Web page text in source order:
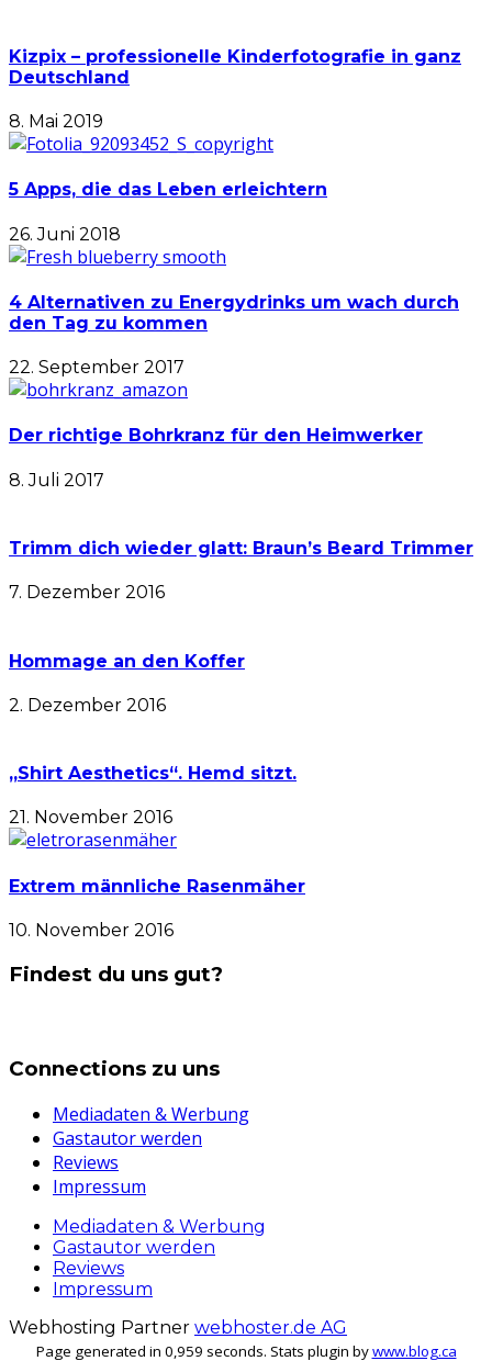
Kizpix – professionelle Kinderfotografie in ganz
Deutschland
8. Mai 2019
5 Apps, die das Leben erleichtern
26. Juni 2018
4 Alternativen zu Energydrinks um wach durch
den Tag zu kommen
22. September 2017
Der richtige Bohrkranz für den Heimwerker
8. Juli 2017
Trimm dich wieder glatt: Braun’s Beard Trimmer
7. Dezember 2016
Hommage an den Koffer
2. Dezember 2016
„Shirt Aesthetics“. Hemd sitzt.
21. November 2016
Extrem männliche Rasenmäher
10. November 2016
Findest du uns gut?
Connections zu uns
Mediadaten & Werbung
Gastautor werden
Reviews
Impressum
Mediadaten & Werbung
Gastautor werden
Reviews
Impressum
Webhosting Partner webhoster.de AG
Page generated in 0,959 seconds. Stats plugin bywww.blog.ca